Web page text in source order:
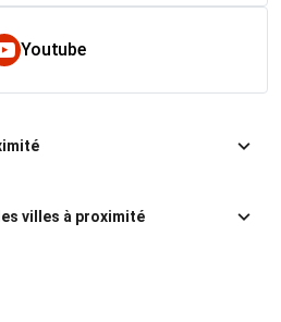
Youtube
villes à proximité